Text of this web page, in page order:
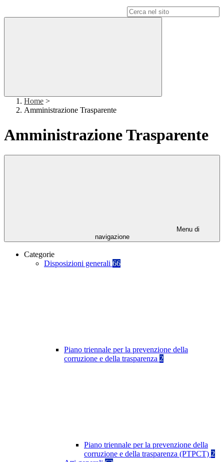
Home >
Amministrazione Trasparente
Amministrazione Trasparente
Menu di
navigazione
Categorie
Disposizioni generali 66
Piano triennale per la prevenzione della
corruzione e della trasparenza 2
Piano triennale per la prevenzione della
corruzione e della trasparenza (PTPCT) 2